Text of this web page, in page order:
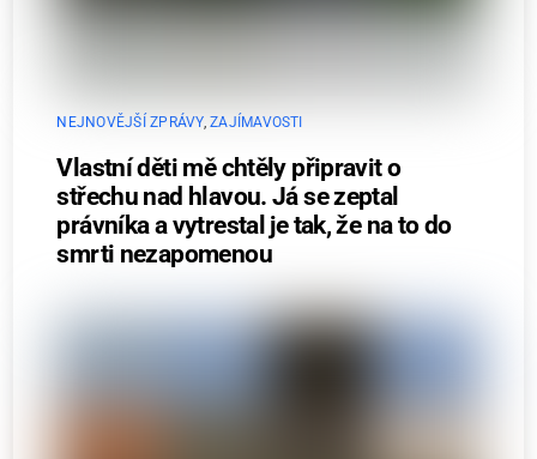
NEJNOVĚJŠÍ ZPRÁVY,ZAJÍMAVOSTI
Vlastní děti mě chtěly připravit o
střechu nad hlavou. Já se zeptal
právníka a vytrestal je tak, že na to do
smrti nezapomenou